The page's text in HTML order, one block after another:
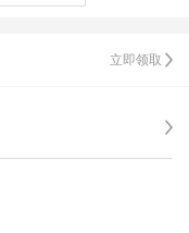
立即领取